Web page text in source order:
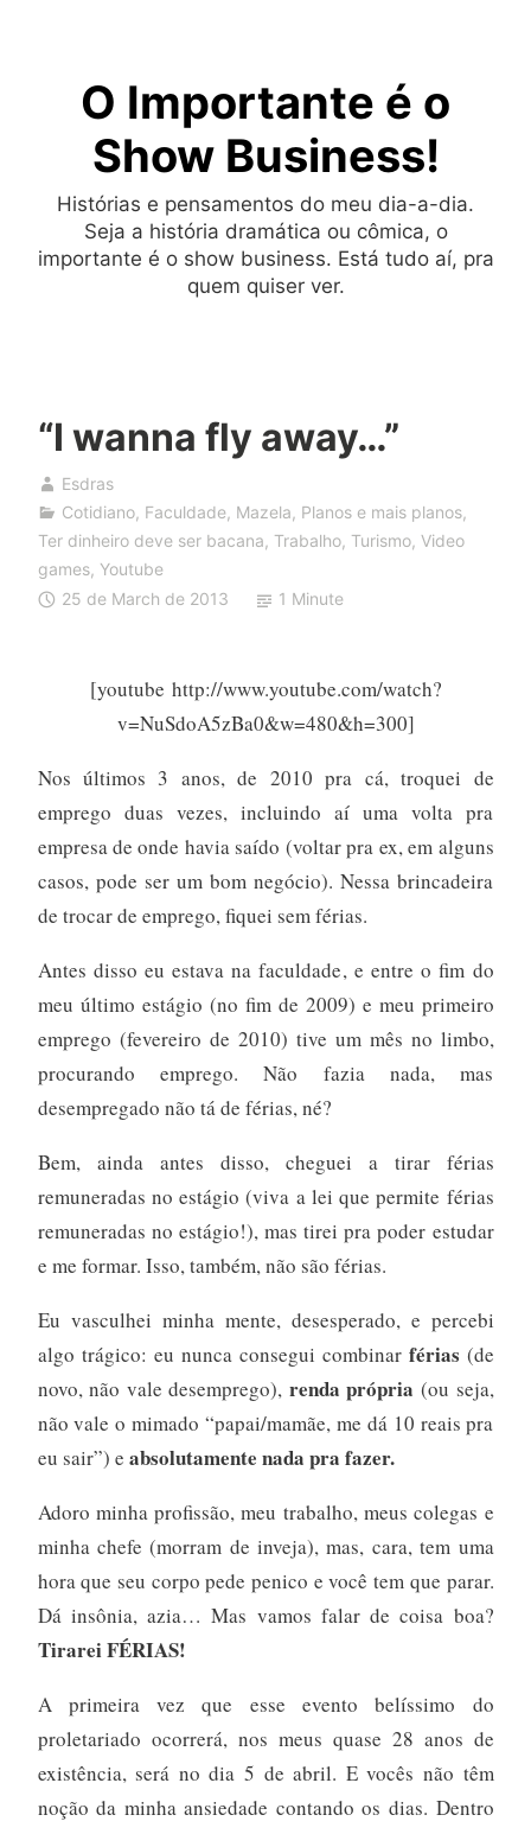
O Importante é o
Show Business!
Histórias e pensamentos do meu dia-a-dia.
Seja a história dramática ou cômica, o
importante é o show business. Está tudo aí, pra
quem quiser ver.
“I wanna fly away…”
Esdras
Cotidiano, Faculdade, Mazela, Planos e mais planos,
Ter dinheiro deve ser bacana, Trabalho, Turismo, Video
games, Youtube
25 de March de 2013
1 Minute
[youtube http://www.youtube.com/watch?
v=NuSdoA5zBa0&w=480&h=300]
Nos últimos 3 anos, de 2010 pra cá, troquei de
emprego duas vezes, incluindo aí uma volta pra
empresa de onde havia saído (voltar pra ex, em alguns
casos, pode ser um bom negócio). Nessa brincadeira
de trocar de emprego, fiquei sem férias.
Antes disso eu estava na faculdade, e entre o fim do
meu último estágio (no fim de 2009) e meu primeiro
emprego (fevereiro de 2010) tive um mês no limbo,
procurando emprego. Não fazia nada, mas
desempregado não tá de férias, né?
Bem, ainda antes disso, cheguei a tirar férias
remuneradas no estágio (viva a lei que permite férias
remuneradas no estágio!), mas tirei pra poder estudar
e me formar. Isso, também, não são férias.
Eu vasculhei minha mente, desesperado, e percebi
algo trágico: eu nunca consegui combinar férias (de
novo, não vale desemprego), renda própria (ou seja,
não vale o mimado “papai/mamãe, me dá 10 reais pra
eu sair”) e absolutamente nada pra fazer.
Adoro minha profissão, meu trabalho, meus colegas e
minha chefe (morram de inveja), mas, cara, tem uma
hora que seu corpo pede penico e você tem que parar.
Dá insônia, azia… Mas vamos falar de coisa boa?
Tirarei FÉRIAS!
A primeira vez que esse evento belíssimo do
proletariado ocorrerá, nos meus quase 28 anos de
existência, será no dia 5 de abril. E vocês não têm
noção da minha ansiedade contando os dias. Dentro